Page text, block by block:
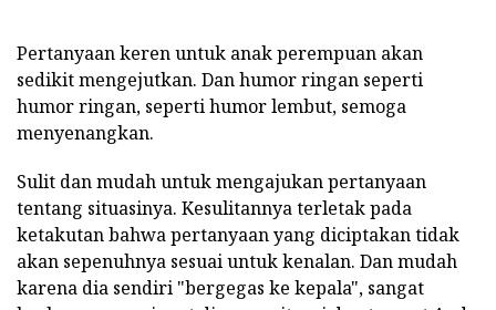
Pertanyaan keren untuk anak perempuan akan
sedikit mengejutkan. Dan humor ringan seperti
humor ringan, seperti humor lembut, semoga
menyenangkan.
Sulit dan mudah untuk mengajukan pertanyaan
tentang situasinya. Kesulitannya terletak pada
ketakutan bahwa pertanyaan yang diciptakan tidak
akan sepenuhnya sesuai untuk kenalan. Dan mudah
karena dia sendiri "bergegas ke kepala", sangat